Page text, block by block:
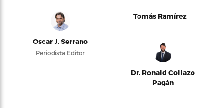
Oscar J. Serrano
Periodista Editor
Tomás Ramírez
Dr. Ronald Collazo
Pagán